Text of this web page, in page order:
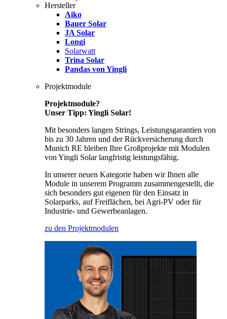
Hersteller
Aiko
Bauer Solar
JA Solar
Longi
Solarwatt
Trina Solar
Pandas von Yingli
Projektmodule
Projektmodule?
Unser Tipp: Yingli Solar!
Mit besonders langen Strings, Leistungsgarantien von
bis zu 30 Jahren und der Rückversicherung durch
Munich RE bleiben Ihre Großprojekte mit Modulen
von Yingli Solar langfristig leistungsfähig.
In unserer neuen Kategorie haben wir Ihnen alle
Module in unserem Programm zusammengestellt, die
sich besonders gut eigenen für den Einsatz in
Solarparks, auf Freiflächen, bei Agri-PV oder für
Industrie- und Gewerbeanlagen.
zu den Projektmodulen